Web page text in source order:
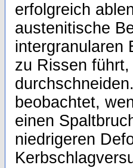
erfolgreich
austenitische
intergranularen
zu Rissen
beobachtet,
einen
niedrigeren